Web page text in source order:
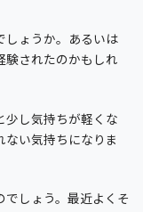
しょうか。あるいは
験されたのかもしれ
少し気持ちが軽くな
い気持ちになりま
しょう。最近よくそ